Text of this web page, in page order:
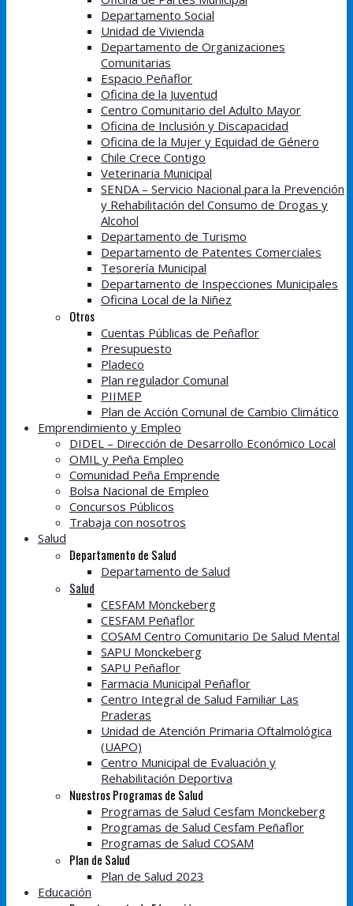
Departamento Social
Unidad de Vivienda
Departamento de Organizaciones
Comunitarias
Espacio Peñaflor
Oficina de la Juventud
Centro Comunitario del Adulto Mayor
Oficina de Inclusión y Discapacidad
Oficina de la Mujer y Equidad de Género
Chile Crece Contigo
Veterinaria Municipal
SENDA – Servicio Nacional para la Prevención
y Rehabilitación del Consumo de Drogas y
Alcohol
Departamento de Turismo
Departamento de Patentes Comerciales
Tesorería Municipal
Departamento de Inspecciones Municipales
Oficina Local de la Niñez
Otros
Cuentas Públicas de Peñaflor
Presupuesto
Pladeco
Plan regulador Comunal
PIIMEP
Plan de Acción Comunal de Cambio Climático
Emprendimiento y Empleo
DIDEL – Dirección de Desarrollo Económico Local
OMIL y Peña Empleo
Comunidad Peña Emprende
Bolsa Nacional de Empleo
Concursos Públicos
Trabaja con nosotros
Salud
Departamento de Salud
Departamento de Salud
Salud
CESFAM Monckeberg
CESFAM Peñaflor
COSAM Centro Comunitario De Salud Mental
SAPU Monckeberg
SAPU Peñaflor
Farmacia Municipal Peñaflor
Centro Integral de Salud Familiar Las
Praderas
Unidad de Atención Primaria Oftalmológica
(UAPO)
Centro Municipal de Evaluación y
Rehabilitación Deportiva
Nuestros Programas de Salud
Programas de Salud Cesfam Monckeberg
Programas de Salud Cesfam Peñaflor
Programas de Salud COSAM
Plan de Salud
Plan de Salud 2023
Educación